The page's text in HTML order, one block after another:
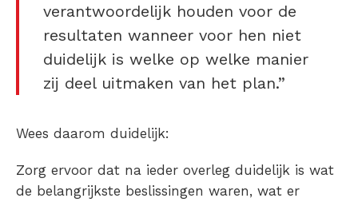
verantwoordelijk houden voor de
resultaten wanneer voor hen niet
duidelijk is welke op welke manier
zij deel uitmaken van het plan.”
Wees daarom duidelijk:
Zorg ervoor dat na ieder overleg duidelijk is wat
de belangrijkste beslissingen waren, wat er